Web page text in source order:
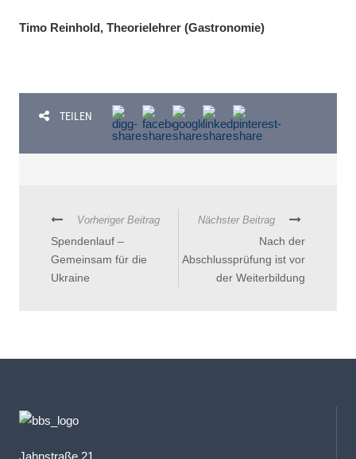
Timo Reinhold, Theorielehrer (Gastronomie)
TEILEN
Vorheriger Beitrag
Spendenlauf –
Gemeinsam für die
Ukraine
Nächster Beitrag
Nach der
Abschlussprüfung ist vor
der Weiterbildung